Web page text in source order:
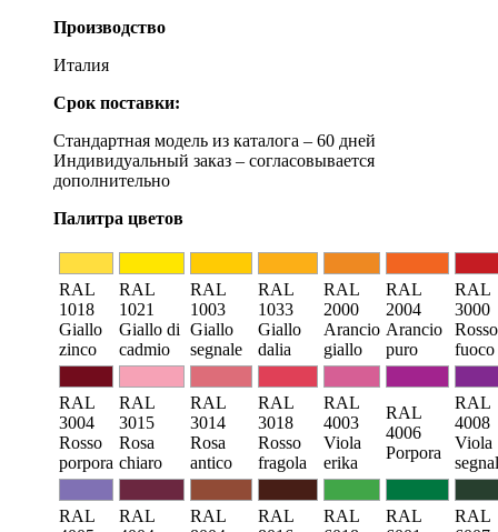
Производство
Италия
Срок поставки:
Стандартная модель из каталога – 60 дней
Индивидуальный заказ – согласовывается
дополнительно
Палитра цветов
RAL
1018
Giallo
zinco
RAL
1021
Giallo di
cadmio
RAL
1003
Giallo
segnale
RAL
1033
Giallo
dalia
RAL
2000
Arancio
giallo
RAL
2004
Arancio
puro
RAL
3000
Rosso
fuoco
RAL
3004
Rosso
porpora
RAL
3015
Rosa
chiaro
RAL
3014
Rosa
antico
RAL
3018
Rosso
fragola
RAL
4003
Viola
erika
RAL
4006
Porpora
RAL
4008
Viola
RAL
RAL
RAL
RAL
RAL
RAL
RAL